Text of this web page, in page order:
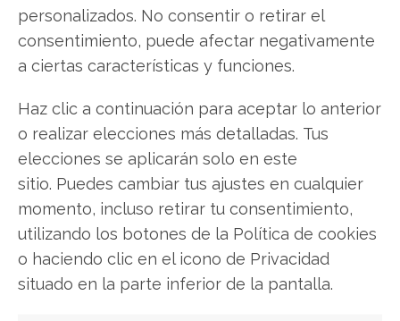
personalizados. No consentir o retirar el
consentimiento, puede afectar negativamente
a ciertas características y funciones.
Haz clic a continuación para aceptar lo anterior
o realizar elecciones más detalladas. Tus
elecciones se aplicarán solo en este
sitio. Puedes cambiar tus ajustes en cualquier
momento, incluso retirar tu consentimiento,
utilizando los botones de la Política de cookies
o haciendo clic en el icono de Privacidad
situado en la parte inferior de la pantalla.
SOBRE EL AUTOR
Carmen Ruiz López
Periodista especializada en tecnología y
transformación digital con más de 8 años de
experiencia. Experta en inteligencia artificial,
ciberseguridad y startups tecnológicas.
Ver todos los artículos →